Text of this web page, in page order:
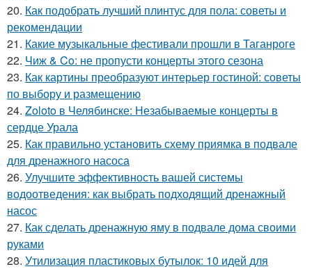
20. Как подобрать лучший плинтус для пола: советы и
рекомендации
21. Какие музыкальные фестивали прошли в Таганроге
22. Чиж & Co: не пропусти концерты этого сезона
23. Как картины преобразуют интерьер гостиной: советы
по выбору и размещению
24. Zoloto в Челябинске: Незабываемые концерты в
сердце Урала
25. Как правильно установить схему приямка в подвале
для дренажного насоса
26. Улучшите эффективность вашей системы
водоотведения: как выбрать подходящий дренажный
насос
27. Как сделать дренажную яму в подвале дома своими
руками
28. Утилизация пластиковых бутылок: 10 идей для